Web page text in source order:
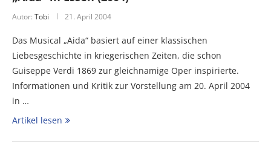
Autor: Tobi 21. April 2004
Das Musical „Aida“ basiert auf einer klassischen
Liebesgeschichte in kriegerischen Zeiten, die schon
Guiseppe Verdi 1869 zur gleichnamige Oper inspirierte.
Informationen und Kritik zur Vorstellung am 20. April 2004
in …
Artikel lesen